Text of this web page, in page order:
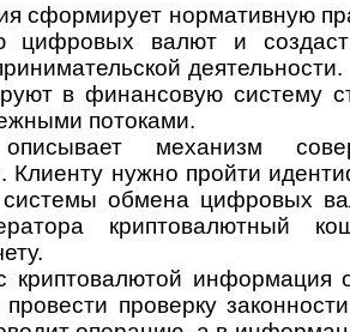
сформирует нормативную
цифровых валют и
в финансовую систему
потоками.
описывает механизм
Клиенту нужно пройти
системы обмена цифровых
криптовалютный
криптовалютой информация
проверку